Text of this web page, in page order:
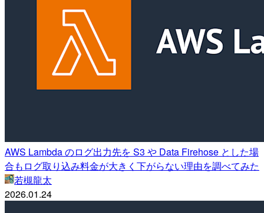
AWS Lambda のログ出力先を S3 や Data Firehose とした場
合もログ取り込み料金が大きく下がらない理由を調べてみた
若槻龍太
2026.01.24